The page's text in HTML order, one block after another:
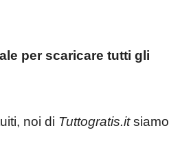
per scaricare tutti gli
noi di Tuttogratis.itsiamo